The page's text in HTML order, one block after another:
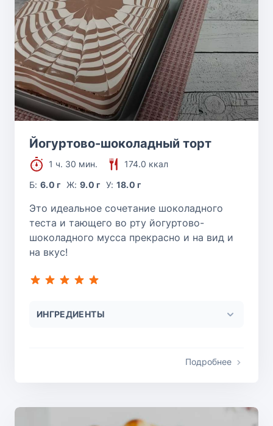
Йогуртово-шоколадный торт
1 ч. 30 мин.
174.0 ккал
Б:6.0 г Ж: 9.0 г У: 18.0 г
Это идеальное сочетание шоколадного
теста и тающего во рту йогуртово-
шоколадного мусса прекрасно и на вид и
на вкус!
ИНГРЕДИЕНТЫ
Подробнее